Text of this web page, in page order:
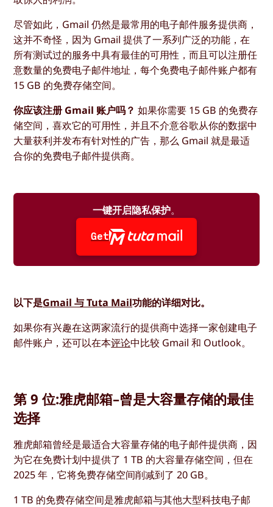
尽管如此，Gmail 仍然是最常用的电子邮件服务提供商，
这并不奇怪，因为 Gmail 提供了一系列广泛的功能，在
所有测试过的服务中具有最佳的可用性，而且可以注册任
意数量的免费电子邮件地址，每个免费电子邮件账户都有
15 GB 的免费存储空间。
你应该注册 Gmail 账户吗？ 如果你需要 15 GB 的免费存
储空间，喜欢它的可用性，并且不介意谷歌从你的数据中
大量获利并发布有针对性的广告，那么 Gmail 就是最适
合你的免费电子邮件提供商。
一键开启隐私保护。
Get
以下是Gmail 与 Tuta Mail功能的详细对比。
如果你有兴趣在这两家流行的提供商中选择一家创建电子
邮件账户，还可以在本评论中比较 Gmail 和 Outlook。
第 9 位:雅虎邮箱–曾是大容量存储的最佳
选择
雅虎邮箱曾经是最适合大容量存储的电子邮件提供商，因
为它在免费计划中提供了 1 TB 的大容量存储空间，但在
2025 年，它将免费存储空间削减到了 20 GB。
1 TB 的免费存储空间是雅虎邮箱与其他大型科技电子邮